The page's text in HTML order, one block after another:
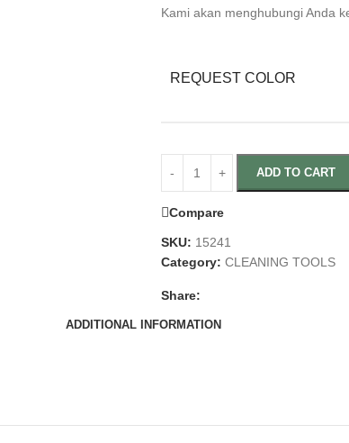
Kami akan menghubungi Anda
REQUEST COLOR
ADD TO CART
Compare
SKU: 15241
Category: CLEANING TOOLS
Share:
ADDITIONAL INFORMATION